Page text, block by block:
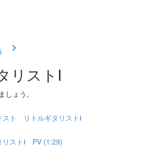
リストⅠ
しょう。
スト リトルギタリストⅠ
リストⅠ PV (1:29)